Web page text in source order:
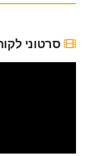
סרטוני